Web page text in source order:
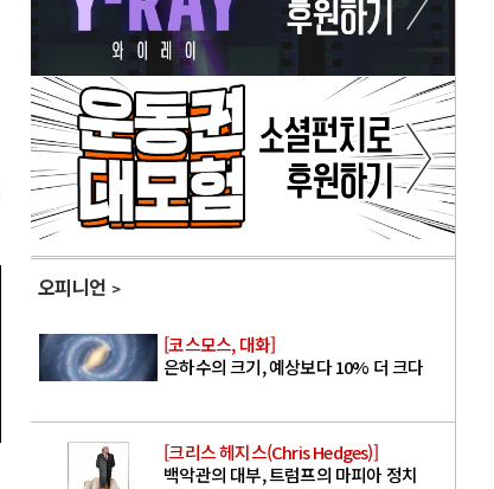
오피니언
[코스모스, 대화]
은하수의 크기, 예상보다 10% 더 크다
[크리스 헤지스(Chris Hedges)]
백악관의 대부, 트럼프의 마피아 정치